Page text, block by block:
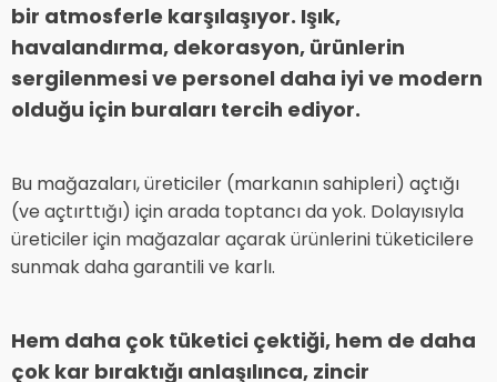
bir atmosferle karşılaşıyor. Işık,
havalandırma, dekorasyon, ürünlerin
sergilenmesi ve personel daha iyi ve modern
olduğu için buraları tercih ediyor.
Bu mağazaları, üreticiler (markanın sahipleri) açtığı
(ve açtırttığı) için arada toptancı da yok. Dolayısıyla
üreticiler için mağazalar açarak ürünlerini tüketicilere
sunmak daha garantili ve karlı.
Hem daha çok tüketici çektiği, hem de daha
çok kar bıraktığı anlaşılınca, zincir